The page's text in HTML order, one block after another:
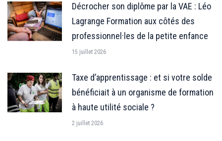
Décrocher son diplôme par la VAE : Léo
Lagrange Formation aux côtés des
professionnel·les de la petite enfance
15 juillet 2026
Taxe d’apprentissage : et si votre solde
bénéficiait à un organisme de formation
à haute utilité sociale ?
2 juillet 2026